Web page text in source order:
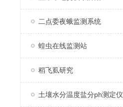
二点委夜蛾监测系统
蝗虫在线监测站
稻飞虱研究
土壤水分温度盐分ph测定仪